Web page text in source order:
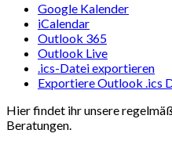
Google Kalender
iCalendar
Outlook 365
Outlook Live
.ics-Datei exportieren
Exportiere Outlook .ics
Hier findet ihr unsere
Beratungen.